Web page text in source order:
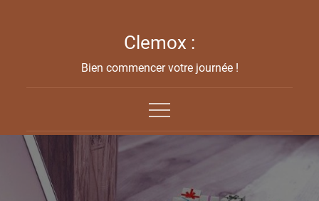
Clemox :
Bien commencer votre journée !